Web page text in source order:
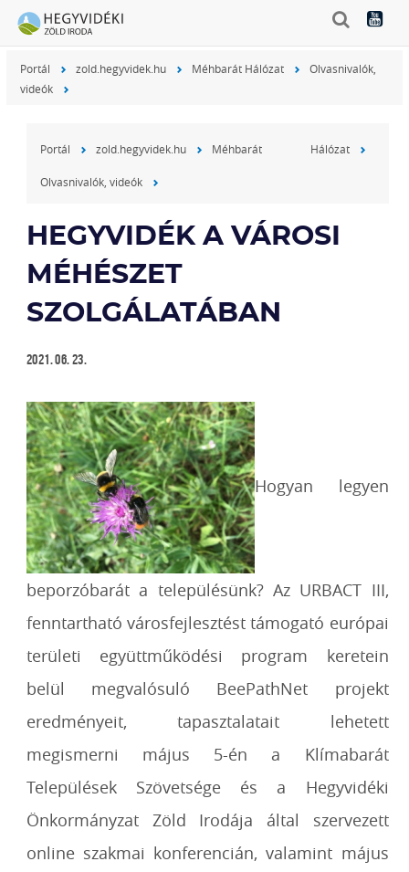
Portál zold.hegyvidek.hu Méhbarát Hálózat
Olvasnivalók,
videók
Portál zold.hegyvidek.hu Méhbarát Hálózat
Olvasnivalók, videók
HEGYVIDÉK A VÁROSI
MÉHÉSZET
SZOLGÁLATÁBAN
2021. 06. 23.
Hogyan legyen
beporzóbarát a településünk? Az URBACT III,
fenntartható városfejlesztést támogató európai
területi együttműködési program keretein
belül megvalósuló BeePathNet projekt
eredményeit, tapasztalatait lehetett
megismerni május 5-én a Klímabarát
Települések Szövetsége és a Hegyvidéki
Önkormányzat Zöld Irodája által szervezett
online szakmai konferencián, valamint május